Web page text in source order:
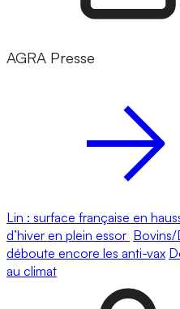
AGRA Presse
Lin : surface française en
d’hiver en plein essor Bovins/
déboute encore les anti-vax
au climat